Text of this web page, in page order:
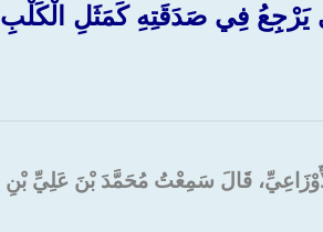
يَرْجِعُ فِي صَدَقَتِهِ كَمَثَلِ الْكَلْبِ
الأَوْزَاعِيِّ، قَالَ سَمِعْتُ مُحَمَّدَ بْنَ عَلِيِّ بْنِ